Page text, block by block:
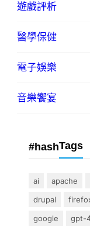
遊戲評析
醫學保健
電子娛樂
音樂饗宴
#hashTags
ai apache
drupal
google
gpt-